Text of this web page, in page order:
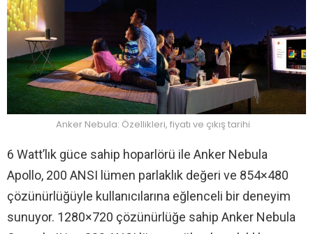
Anker Nebula: Özellikleri, fiyatı ve çıkış tarihi
6 Watt’lık güce sahip hoparlörü ile Anker Nebula
Apollo, 200 ANSI lümen parlaklık değeri ve 854×480
çözünürlüğüyle kullanıcılarına eğlenceli bir deneyim
sunuyor. 1280×720 çözünürlüğe sahip Anker Nebula